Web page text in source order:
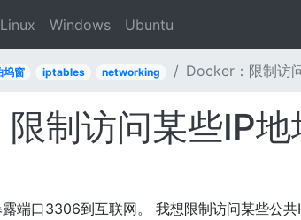
Linux Windows Ubuntu
坞窗 iptables networking Docker：限制访
制访问某些IP
端口3306到互联网。 我想限制访问某些公